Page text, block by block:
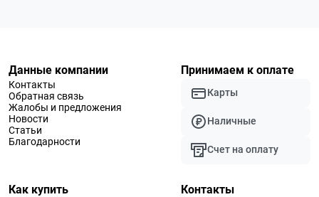
Данные компании
Контакты
Обратная связь
Жалобы и предложения
Новости
Статьи
Благодарности
Принимаем к оплате
Карты
Наличные
Счет на оплату
Как купить Контакты